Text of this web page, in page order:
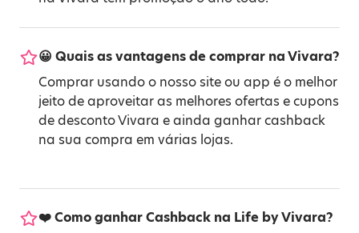
😀 Quais as vantagens de comprar na Vivara?
Comprar usando o nosso site ou app é o melhor
jeito de aproveitar as melhores ofertas e cupons
de desconto Vivara e ainda ganhar cashback
na sua compra em várias lojas.
❤️ Como ganhar Cashback na Life by Vivara?